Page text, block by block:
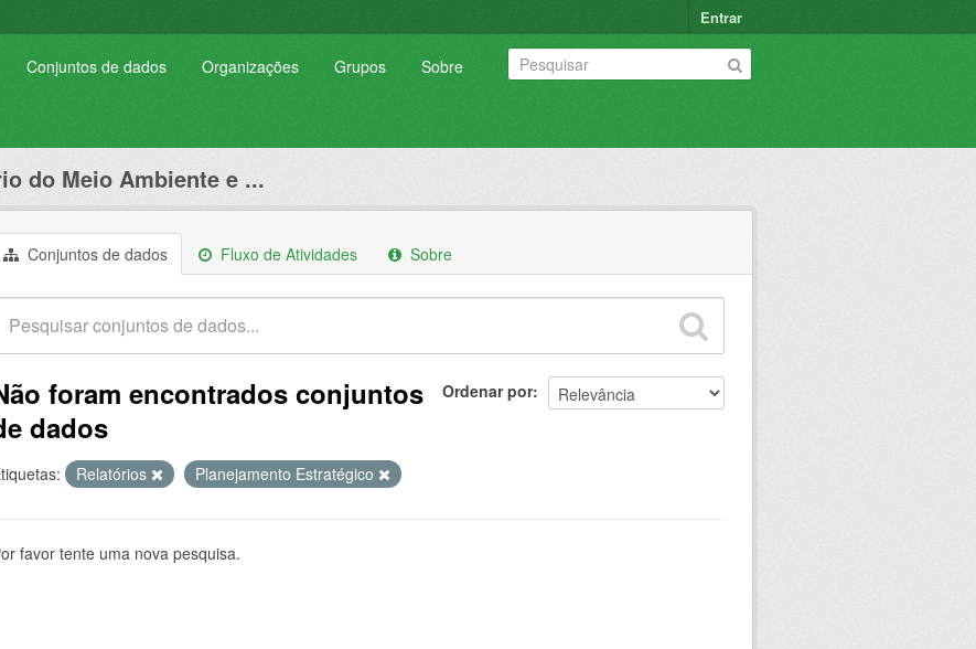
Entrar
Conjuntos de dados Organizações Grupos Sobre
do Meio Ambiente e ...
Conjuntos de dados Fluxo de Atividades Sobre
Ordenar por
foram encontrados conjuntos
dados
Relatórios Planejamento Estratégico
favor tente uma nova pesquisa.